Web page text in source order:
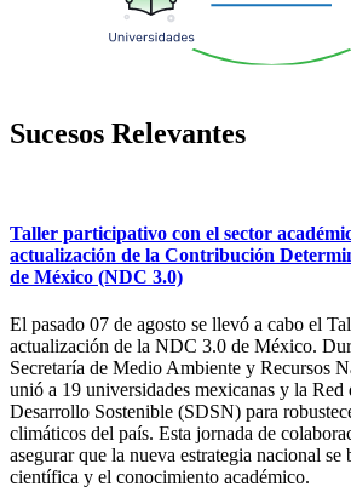
Sucesos Relevantes
Taller participativo con el sector
actualización de la Contribución
de México (NDC 3.0)
El pasado 07 de agosto se llevó a cabo el
actualización de la NDC 3.0 de México.
Secretaría de Medio Ambiente y Recursos
unió a 19 universidades mexicanas y la Red
Desarrollo Sostenible (SDSN) para
climáticos del país. Esta jornada de
asegurar que la nueva estrategia nacional se
científica y el conocimiento académico.